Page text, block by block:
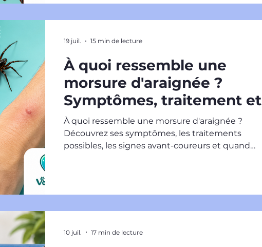
À quoi ressemble une
morsure d'araignée ?
Symptômes, traitement et
signes avant-coureurs
À quoi ressemble une morsure d'araignée ?
Découvrez ses symptômes, les traitements
possibles, les signes avant-coureurs et quand
19 juil. 15 min de lecture
10 juil. 17 min de lecture